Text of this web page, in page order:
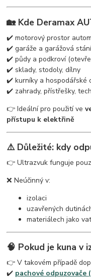
🏡 Kde Deramax
✔️ motorový prostor
✔️ garáže a garážová
✔️ půdy a podkroví
✔️ sklady, stodoly, dílny
✔️ kurníky a hospodářské
✔️ zahrady, přístřešky,
👉 Ideální pro použití ve
přístupu k elektřině
⚠️ Důležité: kdy
👉 Ultrazvuk funguje
❌ Neúčinný v:
izolaci
uzavřených
materiálech jako
🧠 Pokud je kuna v
👉 V takovém případě
✔️ pachové odpuzovače